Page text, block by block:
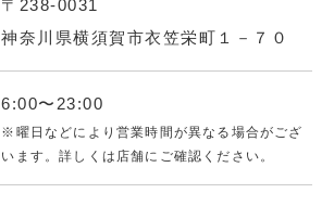
〒238-0031
神奈川県横須賀市衣笠栄町１－７０
6:00〜23:00
※曜日などにより営業時間が異なる場合がござ
います。詳しくは店舗にご確認ください。